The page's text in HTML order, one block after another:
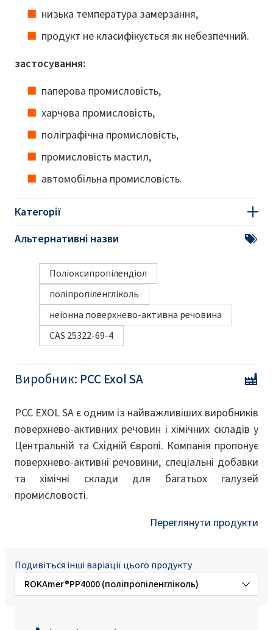
низька температура замерзання,
продукт не класифікується як небезпечний.
застосування:
паперова промисловість,
харчова промисловість,
поліграфічна промисловість,
промисловість мастил,
автомобільна промисловість.
Категорії
Альтернативні назви
Поліоксипропілендіол
поліпропіленгліколь
неіонна поверхнево-активна речовина
CAS 25322-69-4
Виробник: PCC Exol SA
PCC EXOL SA є одним із найважливіших виробників
поверхнево-активних речовин і хімічних складів у
Центральній та Східній Європі. Компанія пропонує
поверхнево-активні речовини, спеціальні добавки
та хімічні склади для багатьох галузей
промисловості.
Переглянути продукти
Подивіться інші варіації цього продукту
ROKAmer®PP4000 (поліпропіленгліколь)